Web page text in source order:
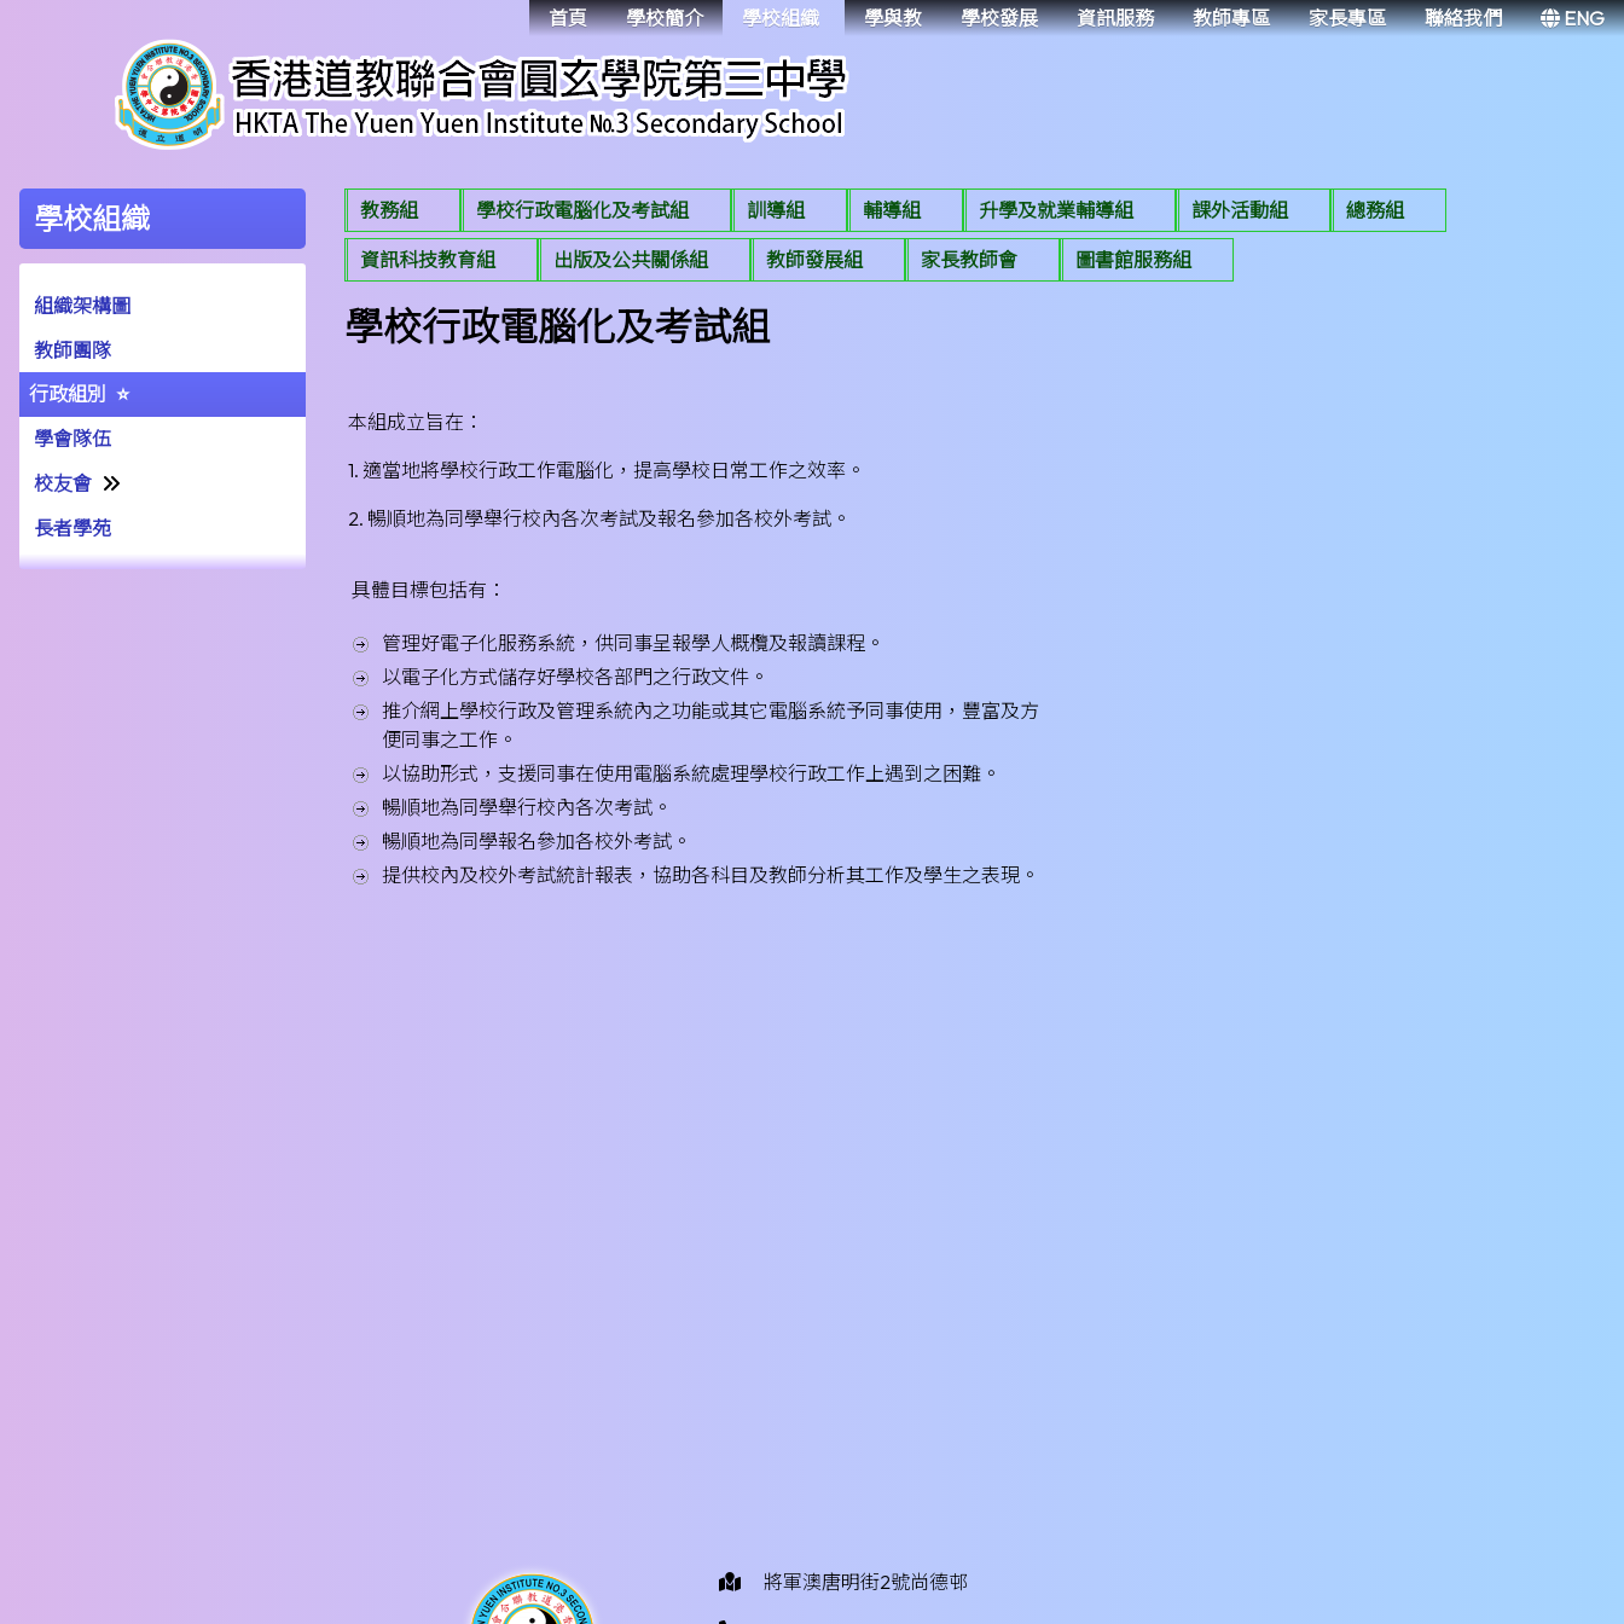
首頁 學校簡介 學校組織 學與教 學校發展 資訊服務 教師專區 家長專區 聯絡我們 ENG
學校組織
組織架構圖
教師團隊
行政組別
學會隊伍
校友會
幹事名單
校友網絡
長者學苑
教務組 學校行政電腦化及考試組 訓導組 輔導組 升學及就業輔導組 課外活動組 總務組
資訊科技教育組 出版及公共關係組 教師發展組 家長教師會 圖書館服務組
學校行政電腦化及考試組
本組成立旨在：
1. 適當地將學校行政工作電腦化，提高學校日常工作之效率。
2. 暢順地為同學舉行校內各次考試及報名參加各校外考試。
具體目標包括有：
管理好電子化服務系統，供同事呈報學人概欖及報讀課程。
以電子化方式儲存好學校各部門之行政文件。
推介網上學校行政及管理系統內之功能或其它電腦系統予同事使用，豐富及方
便同事之工作。
以協助形式，支援同事在使用電腦系統處理學校行政工作上遇到之困難。
暢順地為同學舉行校內各次考試。
暢順地為同學報名參加各校外考試。
提供校內及校外考試統計報表，協助各科目及教師分析其工作及學生之表現。
將軍澳唐明街2號尚德邨